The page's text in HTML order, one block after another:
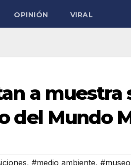
OPINIÓN VIRAL
a muestra
del Mundo
, #medio ambiente, #museo